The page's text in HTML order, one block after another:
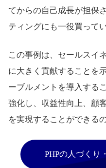
てからの自己成長が担保
ティングにも一役買ってい
この事例は、セールスイ
に大きく貢献することを
ーブルメントを導入する
強化し、収益性向上、顧
を実現することができるの
PHPの人づくり